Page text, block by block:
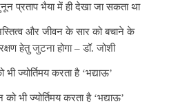
प्रताप भैया में ही देखा जा सकता था
और जीवन के सार को बचाने के
हेतु जुटना होगा – डॉ. जोशी
ज्योर्तिमय करता है ‘भद्याऊ’
भी ज्योर्तिमय करता है ‘भद्याऊ’